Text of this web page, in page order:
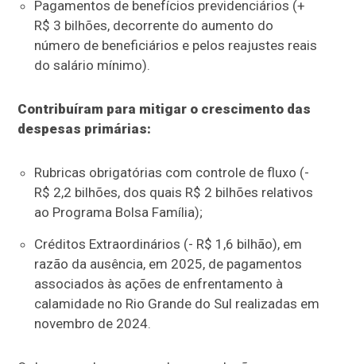
Pagamentos de benefícios previdenciários (+
R$ 3 bilhões, decorrente do aumento do
número de beneficiários e pelos reajustes reais
do salário mínimo).
Contribuíram para mitigar o crescimento das
despesas primárias:
Rubricas obrigatórias com controle de fluxo (-
R$ 2,2 bilhões, dos quais R$ 2 bilhões relativos
ao Programa Bolsa Família);
Créditos Extraordinários (- R$ 1,6 bilhão), em
razão da ausência, em 2025, de pagamentos
associados às ações de enfrentamento à
calamidade no Rio Grande do Sul realizadas em
novembro de 2024.